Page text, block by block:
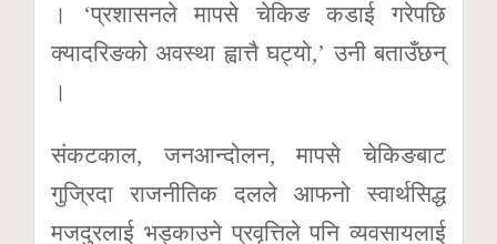
। ‘प्रशासनले मापसे चेकिङ कडाई गरेपछि
क्यादरिङको अवस्था ह्वात्तै घट्यो,’ उनी बताउँछन्
।
संकटकाल, जनआन्दोलन, मापसे चेकिङबाट
गुज्रिदा राजनीतिक दलले आफनो स्वार्थसिद्ध
मजदुरलाई भड्काउने प्रवृत्तिले पनि व्यवसायलाई